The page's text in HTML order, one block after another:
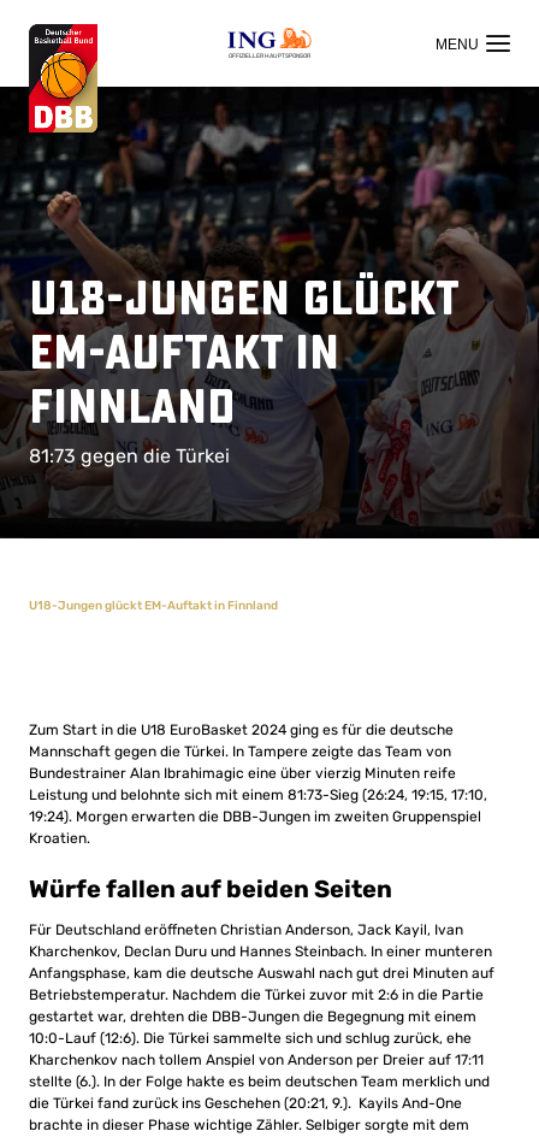
OFFIZIELLER HAUPTSPONSOR
U18-Jungen glückt
EM-Auftakt in
Finnland
81:73 gegen die Türkei
U18-Jungen glückt EM-Auftakt in Finnland
Zum Start in die U18 EuroBasket 2024 ging es für die deutsche
Mannschaft gegen die Türkei. In Tampere zeigte das Team von
Bundestrainer Alan Ibrahimagic eine über vierzig Minuten reife
Leistung und belohnte sich mit einem 81:73-Sieg (26:24, 19:15, 17:10,
19:24). Morgen erwarten die DBB-Jungen im zweiten Gruppenspiel
Kroatien.
Würfe fallen auf beiden Seiten
Für Deutschland eröffneten Christian Anderson, Jack Kayil, Ivan
Kharchenkov, Declan Duru und Hannes Steinbach. In einer munteren
Anfangsphase, kam die deutsche Auswahl nach gut drei Minuten auf
Betriebstemperatur. Nachdem die Türkei zuvor mit 2:6 in die Partie
gestartet war, drehten die DBB-Jungen die Begegnung mit einem
10:0-Lauf (12:6). Die Türkei sammelte sich und schlug zurück, ehe
Kharchenkov nach tollem Anspiel von Anderson per Dreier auf 17:11
stellte (6.). In der Folge hakte es beim deutschen Team merklich und
die Türkei fand zurück ins Geschehen (20:21, 9.). Kayils And-One
brachte in dieser Phase wichtige Zähler. Selbiger sorgte mit dem